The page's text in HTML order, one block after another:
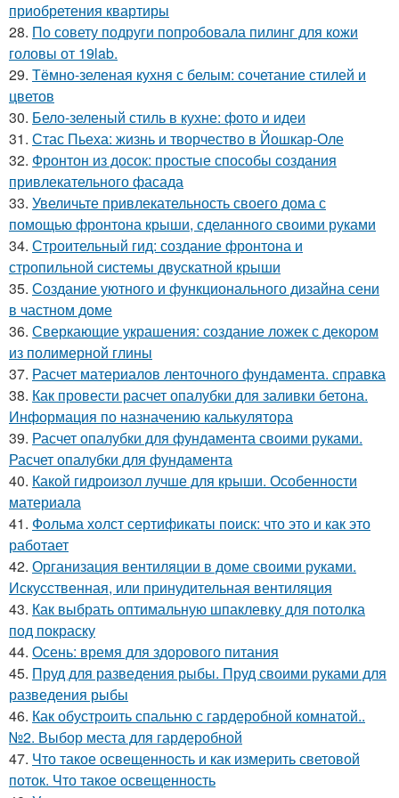
приобретения квартиры
28. По совету подруги попробовала пилинг для кожи
головы от 19lab.
29. Тёмно-зеленая кухня с белым: сочетание стилей и
цветов
30. Бело-зеленый стиль в кухне: фото и идеи
31. Стас Пьеха: жизнь и творчество в Йошкар-Оле
32. Фронтон из досок: простые способы создания
привлекательного фасада
33. Увеличьте привлекательность своего дома с
помощью фронтона крыши, сделанного своими руками
34. Строительный гид: создание фронтона и
стропильной системы двускатной крыши
35. Создание уютного и функционального дизайна сени
в частном доме
36. Сверкающие украшения: создание ложек с декором
из полимерной глины
37. Расчет материалов ленточного фундамента. справка
38. Как провести расчет опалубки для заливки бетона.
Информация по назначению калькулятора
39. Расчет опалубки для фундамента своими руками.
Расчет опалубки для фундамента
40. Какой гидроизол лучше для крыши. Особенности
материала
41. Фольма холст сертификаты поиск: что это и как это
работает
42. Организация вентиляции в доме своими руками.
Искусственная, или принудительная вентиляция
43. Как выбрать оптимальную шпаклевку для потолка
под покраску
44. Осень: время для здорового питания
45. Пруд для разведения рыбы. Пруд своими руками для
разведения рыбы
46. Как обустроить спальню с гардеробной комнатой..
№2. Выбор места для гардеробной
47. Что такое освещенность и как измерить световой
поток. Что такое освещенность